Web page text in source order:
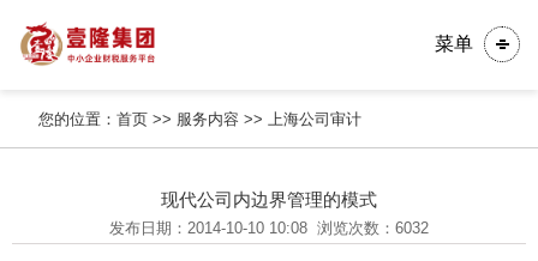
菜单
您的位置：首页 >> 服务内容 >>上海公司审计
现代公司内边界管理的模式
发布日期：2014-10-10 10:08 浏览次数：6032